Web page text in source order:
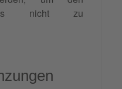
nicht zu